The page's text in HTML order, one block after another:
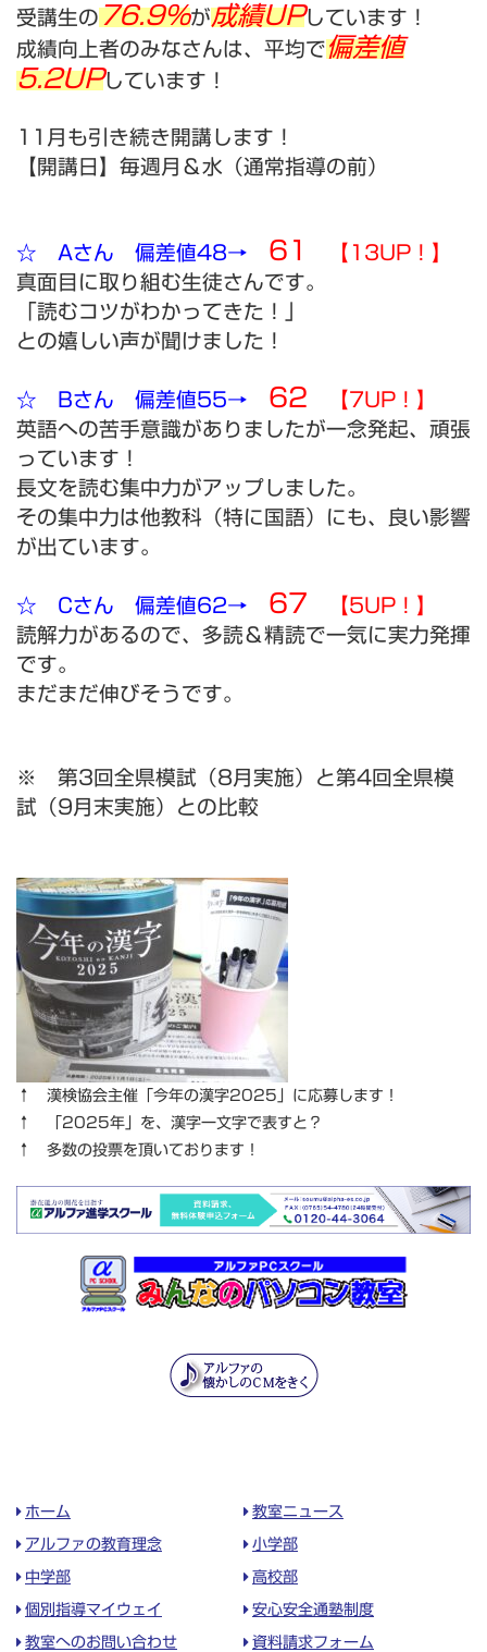
受講生の76.9%が成績UPしています！
成績向上者のみなさんは、平均で偏差値
5.2UPしています！
11月も引き続き開講します！
【開講日】毎週月＆水（通常指導の前）
☆ Aさん 偏差値48→ 61
【13UP！】
真面目に取り組む生徒さんです。
「読むコツがわかってきた！」
との嬉しい声が聞けました！
☆ Bさん 偏差値55→ 62 【7UP！】
英語への苦手意識がありましたが一念発起、頑張
っています！
長文を読む集中力がアップしました。
その集中力は他教科（特に国語）にも、良い影響
が出ています。
☆ Cさん 偏差値62→ 67
【5UP！】
読解力があるので、多読＆精読で一気に実力発揮
です。
まだまだ伸びそうです。
※ 第3回全県模試（8月実施）と第4回全県模
試（9月末実施）との比較
↑ 漢検協会主催「今年の漢字2025」に応募します！
↑ 「2025年」を、漢字一文字で表すと？
↑ 多数の投票を頂いております！
ホーム 教室ニュース
アルファの教育理念 小学部
中学部 高校部
個別指導マイウェイ 安心安全通塾制度
教室へのお問い合わせ 資料請求フォーム